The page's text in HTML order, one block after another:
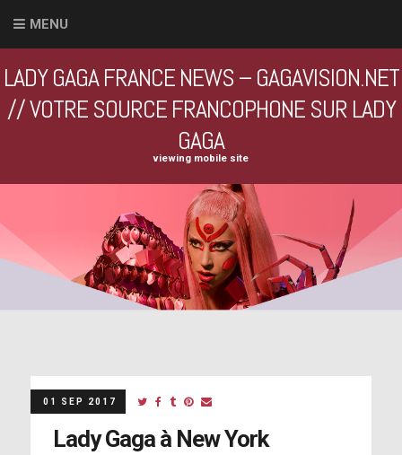
MENU
LADY GAGA FRANCE NEWS – GAGAVISION.NET
// VOTRE SOURCE FRANCOPHONE SUR LADY
GAGA
viewing mobile site
01 SEP 2017
Lady Gaga à New York